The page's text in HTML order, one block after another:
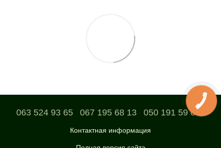
063 524 93 65 067 195 68 13 050 191 59 04
Контактная информация